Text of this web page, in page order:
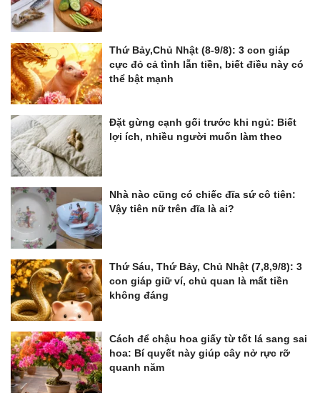
Thứ Bảy,Chủ Nhật (8-9/8): 3 con giáp
cực đỏ cả tình lẫn tiền, biết điều này có
thể bật mạnh
Đặt gừng cạnh gối trước khi ngủ: Biết
lợi ích, nhiều người muốn làm theo
Nhà nào cũng có chiếc đĩa sứ cô tiên:
Vậy tiên nữ trên đĩa là ai?
Thứ Sáu, Thứ Bảy, Chủ Nhật (7,8,9/8): 3
con giáp giữ ví, chủ quan là mất tiền
không đáng
Cách để chậu hoa giấy từ tốt lá sang sai
hoa: Bí quyết này giúp cây nở rực rỡ
quanh năm